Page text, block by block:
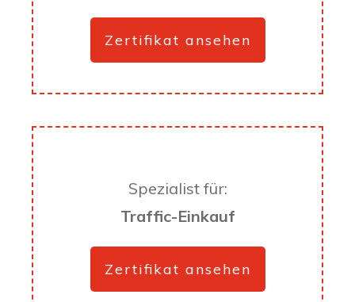
Zertifikat ansehen
Spezialist für:
Traffic-Einkauf
Zertifikat ansehen